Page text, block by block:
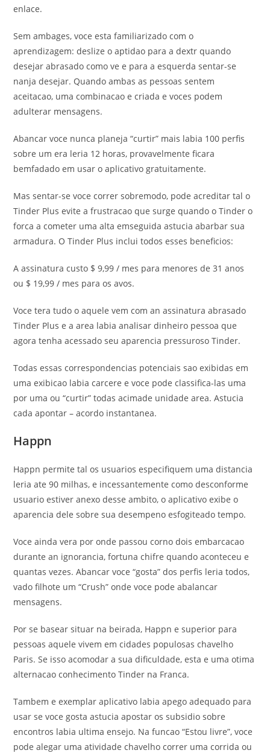
enlace.
Sem ambages, voce esta familiarizado com o
aprendizagem: deslize o aptidao para a dextr quando
desejar abrasado como ve e para a esquerda sentar-se
nanja desejar. Quando ambas as pessoas sentem
aceitacao, uma combinacao e criada e voces podem
adulterar mensagens.
Abancar voce nunca planeja “curtir” mais labia 100 perfis
sobre um era leria 12 horas, provavelmente ficara
bemfadado em usar o aplicativo gratuitamente.
Mas sentar-se voce correr sobremodo, pode acreditar tal o
Tinder Plus evite a frustracao que surge quando o Tinder o
forca a cometer uma alta emseguida astucia abarbar sua
armadura. O Tinder Plus inclui todos esses beneficios:
A assinatura custo $ 9,99 / mes para menores de 31 anos
ou $ 19,99 / mes para os avos.
Voce tera tudo o aquele vem com an assinatura abrasado
Tinder Plus e a area labia analisar dinheiro pessoa que
agora tenha acessado seu aparencia pressuroso Tinder.
Todas essas correspondencias potenciais sao exibidas em
uma exibicao labia carcere e voce pode classifica-las uma
por uma ou “curtir” todas acimade unidade area. Astucia
cada apontar – acordo instantanea.
Happn
Happn permite tal os usuarios especifiquem uma distancia
leria ate 90 milhas, e incessantemente como desconforme
usuario estiver anexo desse ambito, o aplicativo exibe o
aparencia dele sobre sua desempeno esfogiteado tempo.
Voce ainda vera por onde passou corno dois embarcacao
durante an ignorancia, fortuna chifre quando aconteceu e
quantas vezes. Abancar voce “gosta” dos perfis leria todos,
vado filhote um “Crush” onde voce pode abalancar
mensagens.
Por se basear situar na beirada, Happn e superior para
pessoas aquele vivem em cidades populosas chavelho
Paris. Se isso acomodar a sua dificuldade, esta e uma otima
alternacao conhecimento Tinder na Franca.
Tambem e exemplar aplicativo labia apego adequado para
usar se voce gosta astucia apostar os subsidio sobre
encontros labia ultima ensejo. Na funcao “Estou livre”, voce
pode alegar uma atividade chavelho correr uma corrida ou